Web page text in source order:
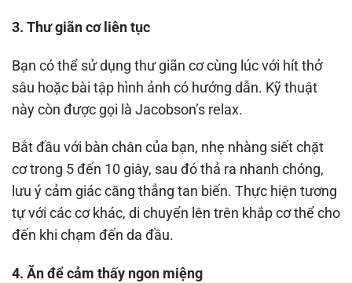
3. Thư giãn cơ liên tục
Bạn có thể sử dụng thư giãn cơ cùng lúc với hít thở
sâu hoặc bài tập hình ảnh có hướng dẫn. Kỹ thuật
này còn được gọi là Jacobson’s relax.
Bắt đầu với bàn chân của bạn, nhẹ nhàng siết chặt
cơ trong 5 đến 10 giây, sau đó thả ra nhanh chóng,
lưu ý cảm giác căng thẳng tan biến. Thực hiện tương
tự với các cơ khác, di chuyển lên trên khắp cơ thể cho
đến khi chạm đến da đầu.
4. Ăn để cảm thấy ngon miệng